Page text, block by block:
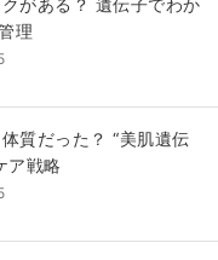
理
質だった？ “美肌遺伝
ア戦略